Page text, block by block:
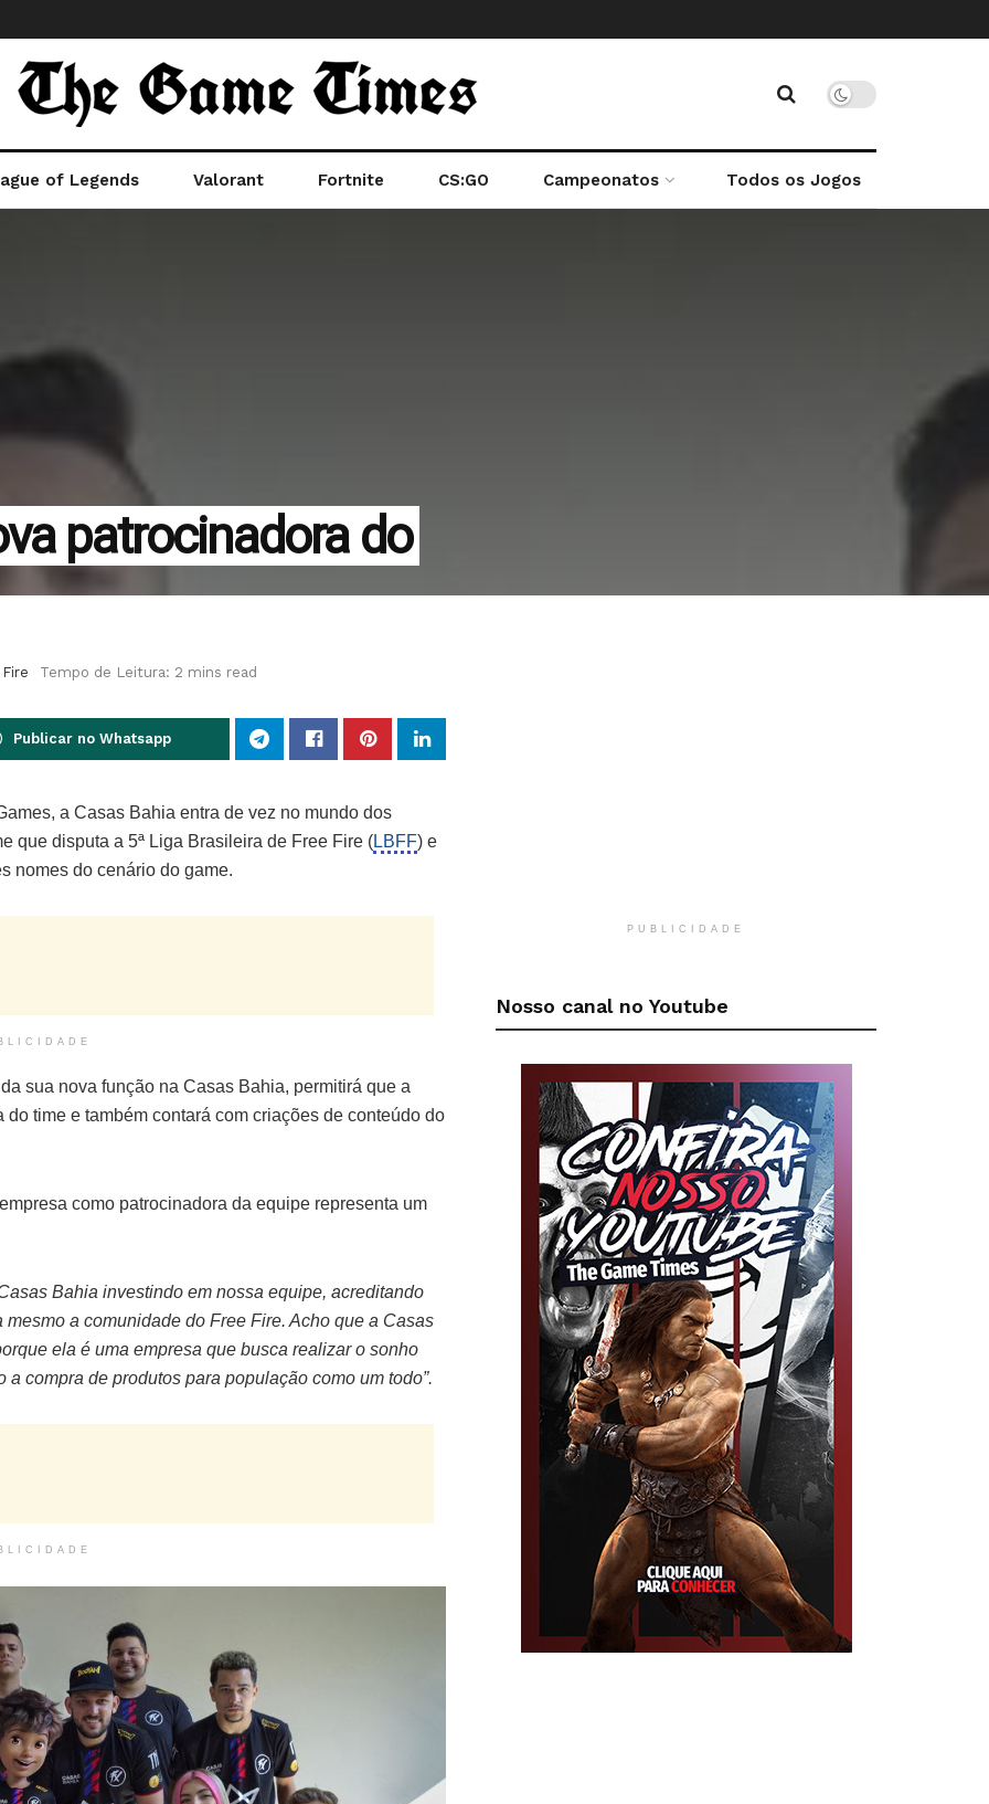
of Legends Valorant Fortnite CS:GO Campeonatos Todos os Jogos
patrocinadora do
Tempo de Leitura: 2 mins read
Publicar no Whatsapp
a Casas Bahia entra de vez no mundo dos
que disputa a 5ª Liga Brasileira de Free Fire (LBFF) e
nomes do cenário do game.
sua nova função na Casas Bahia, permitirá que a
time e também contará com criações de conteúdo do
como patrocinadora da equipe representa um
Bahia investindo em nossa equipe, acreditando
a comunidade do Free Fire. Acho que a Casas
ela é uma empresa que busca realizar o sonho
compra de produtos para população como um todo”.
PUBLICIDADE
Nosso canal no Youtube